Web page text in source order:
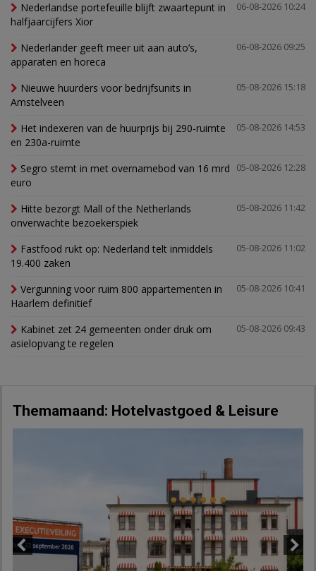
06-08-2026 10:24
Nederlandse portefeuille blijft zwaartepunt in
halfjaarcijfers Xior
06-08-2026 09:25
Nederlander geeft meer uit aan auto’s,
apparaten en horeca
05-08-2026 15:18
Nieuwe huurders voor bedrijfsunits in
Amstelveen
05-08-2026 14:53
Het indexeren van de huurprijs bij 290-ruimte
en 230a-ruimte
05-08-2026 12:28
Segro stemt in met overnamebod van 16 mrd
euro
05-08-2026 11:42
Hitte bezorgt Mall of the Netherlands
onverwachte bezoekerspiek
05-08-2026 11:02
Fastfood rukt op: Nederland telt inmiddels
19.400 zaken
05-08-2026 10:41
Vergunning voor ruim 800 appartementen in
Haarlem definitief
05-08-2026 09:43
Kabinet zet 24 gemeenten onder druk om
asielopvang te regelen
Themamaand: Hotelvastgoed & Leisure
Next